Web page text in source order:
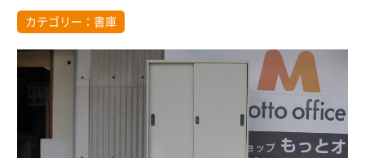
カテゴリー： 書庫